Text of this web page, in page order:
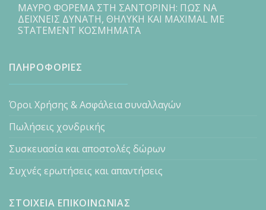
ΜΑΥΡΟ ΦΟΡΕΜΑ ΣΤΗ ΣΑΝΤΟΡΙΝΗ: ΠΩΣ ΝΑ
ΔΕΙΧΝΕΙΣ ΔΥΝΑΤΗ, ΘΗΛΥΚΗ ΚΑΙ MAXIMAL ΜΕ
STATEMENT ΚΟΣΜΗΜΑΤΑ
ΠΛΗΡΟΦΟΡΙΕΣ
Όροι Χρήσης & Ασφάλεια συναλλαγών
Πωλήσεις χονδρικής
Συσκευασία και αποστολές δώρων
Συχνές ερωτήσεις και απαντήσεις
ΣΤΟΙΧΕΙΑ ΕΠΙΚΟΙΝΩΝΙΑΣ